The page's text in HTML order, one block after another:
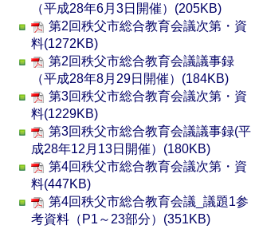
（平成28年6月3日開催）(205KB)
第2回秩父市総合教育会議次第・資
料(1272KB)
第2回秩父市総合教育会議議事録
（平成28年8月29日開催）(184KB)
第3回秩父市総合教育会議次第・資
料(1229KB)
第3回秩父市総合教育会議議事録(平
成28年12月13日開催）(180KB)
第4回秩父市総合教育会議次第・資
料(447KB)
第4回秩父市総合教育会議_議題1参
考資料（P1～23部分）(351KB)